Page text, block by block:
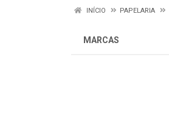
INÍCIO PAPELARIA
MARCAS